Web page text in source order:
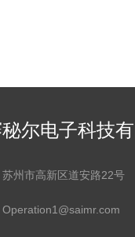
尔电子科技
州市高新区道安路22号
Operation1@saimr.com